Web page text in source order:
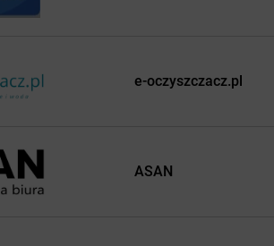
e-oczyszczacz.pl
ASAN